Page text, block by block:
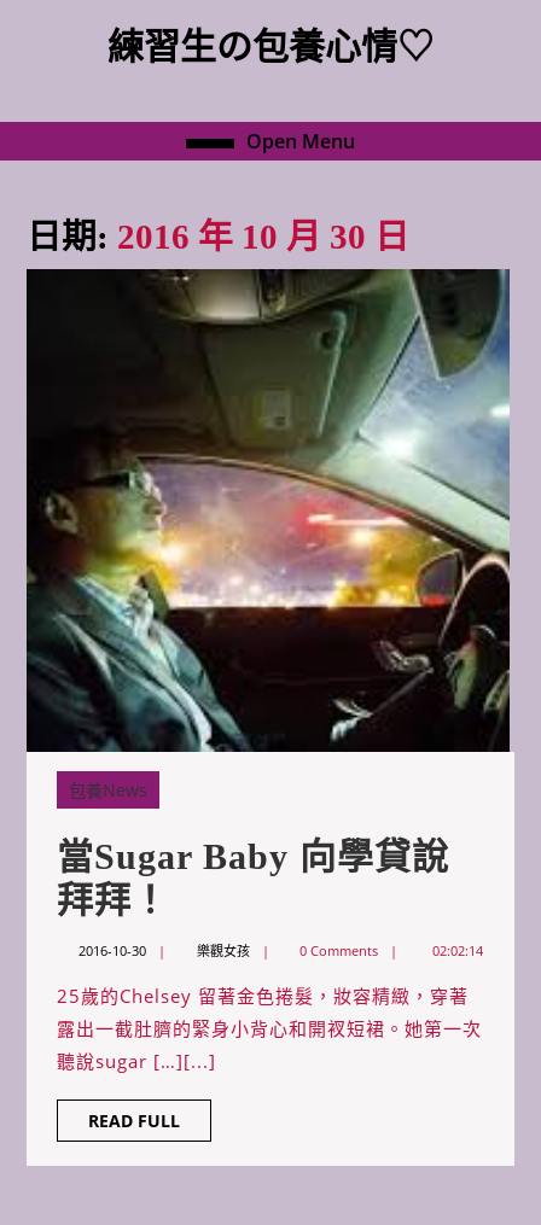
練習生の包養心情♡
Open Menu
Menu
日期: 2016 年 10 月 30 日
包養News
當sugar Baby 向學貸說
拜拜！
Sugar
Baby
向
學
貸
說
2016-10-302016-
30
樂觀女孩樂
女
孩
0 Comments 02:02:14
25歲的Chelsey 留著金色捲髮，妝容精緻，穿著
露出一截肚臍的緊身小背心和開衩短裙。她第一次
聽說sugar […][...]
READ FULLREAD
FULL